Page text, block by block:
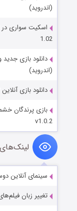
(اندروید)
1.02
(اندروید)
دانلود بازی آنلاین Tennis Clash 2.1.2
v1.0.2
سینمای آنلاین
تغییر زبان